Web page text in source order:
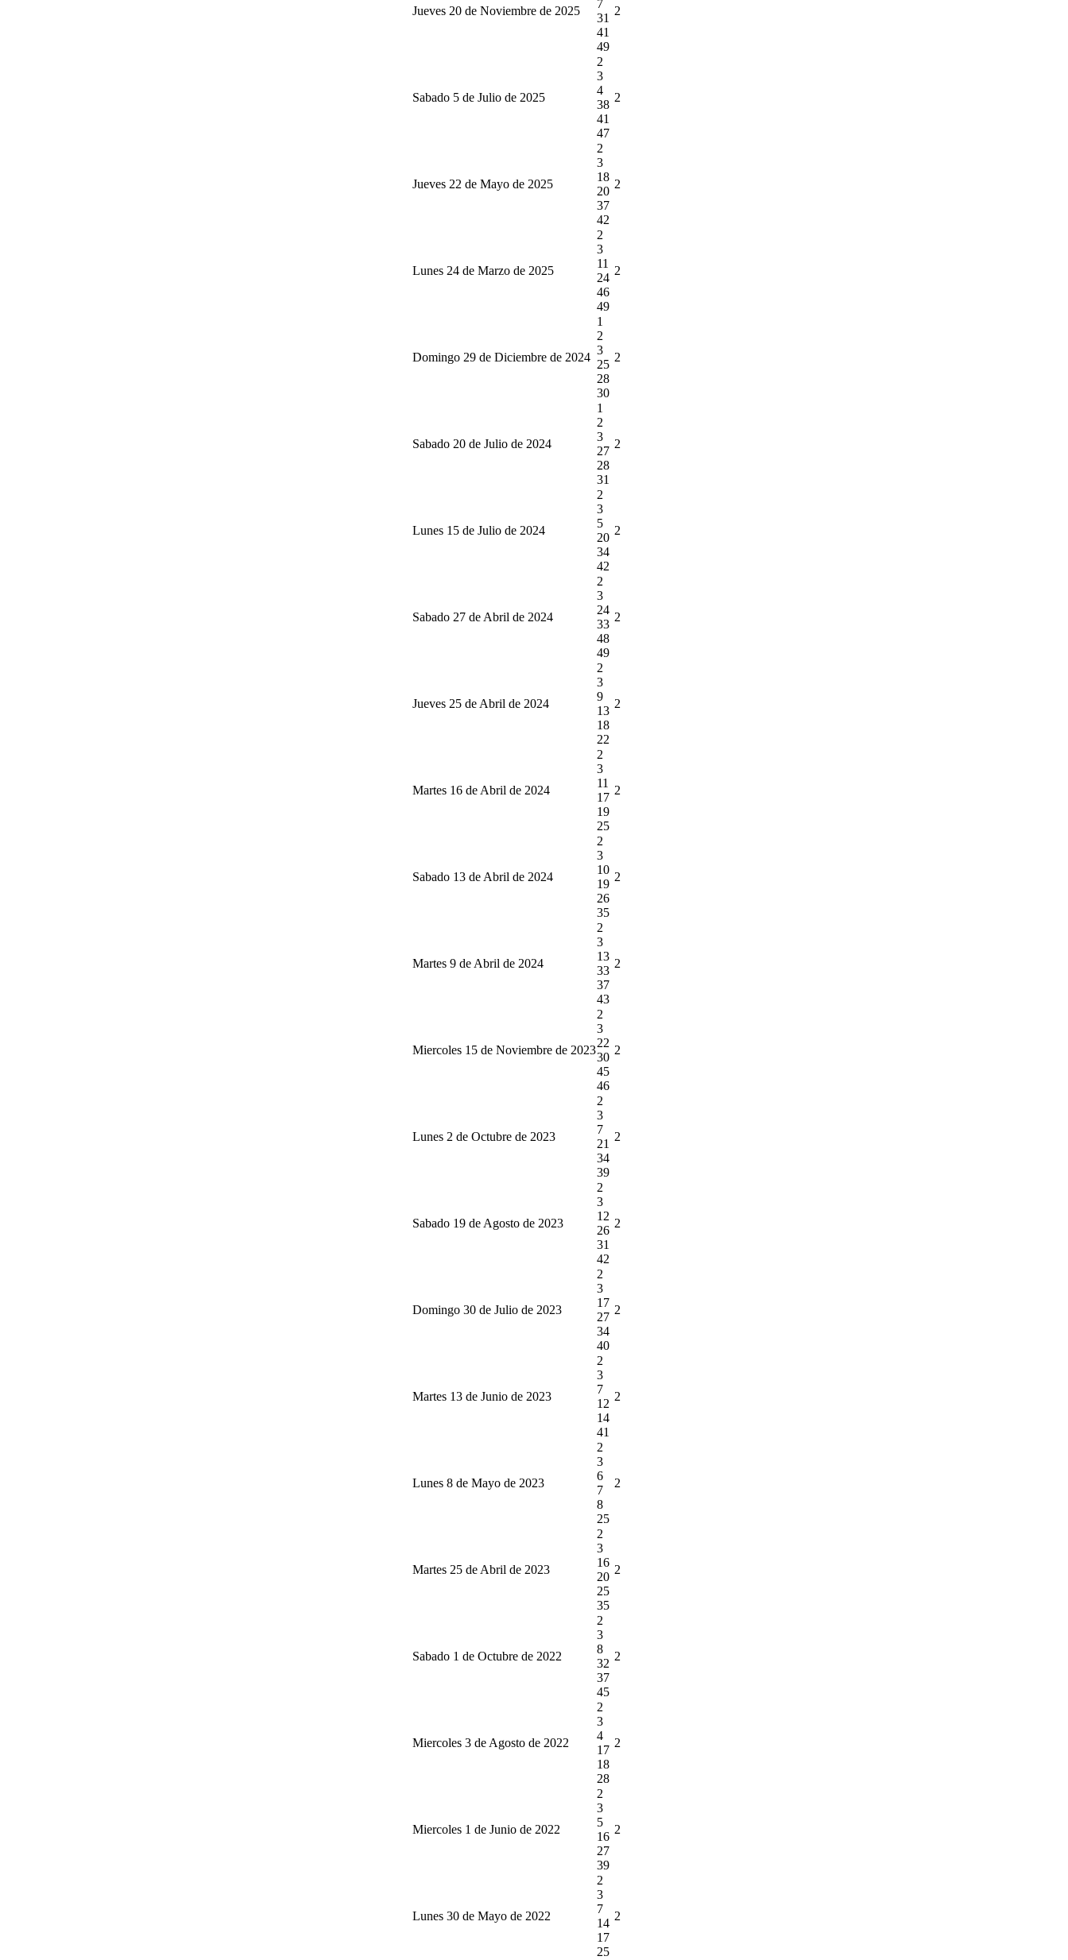
Jueves 20 de Noviembre de 2025
7
31
41
49
2
Sabado 5 de Julio de 2025
2
3
4
38
41
47
2
Jueves 22 de Mayo de 2025
2
3
18
20
37
42
2
Lunes 24 de Marzo de 2025
2
3
11
24
46
49
2
Domingo 29 de Diciembre de 2024
1
2
3
25
28
30
2
Sabado 20 de Julio de 2024
1
2
3
27
28
31
2
Lunes 15 de Julio de 2024
2
3
5
20
34
42
2
Sabado 27 de Abril de 2024
2
3
24
33
48
49
2
Jueves 25 de Abril de 2024
2
3
9
13
18
22
2
Martes 16 de Abril de 2024
2
3
11
17
19
25
2
Sabado 13 de Abril de 2024
2
3
10
19
26
35
2
Martes 9 de Abril de 2024
2
3
13
33
37
43
2
Miercoles 15 de Noviembre de 2023
2
3
22
30
45
46
2
Lunes 2 de Octubre de 2023
2
3
7
21
34
39
2
Sabado 19 de Agosto de 2023
2
3
12
26
31
42
2
Domingo 30 de Julio de 2023
2
3
17
27
34
40
2
Martes 13 de Junio de 2023
2
3
7
12
14
41
2
Lunes 8 de Mayo de 2023
2
3
6
7
8
25
2
Martes 25 de Abril de 2023
2
3
16
20
25
35
2
Sabado 1 de Octubre de 2022
2
3
8
32
37
45
2
Miercoles 3 de Agosto de 2022
2
3
4
17
18
28
2
Miercoles 1 de Junio de 2022
2
3
5
16
27
39
2
Lunes 30 de Mayo de 2022
2
3
7
14
17
25
2